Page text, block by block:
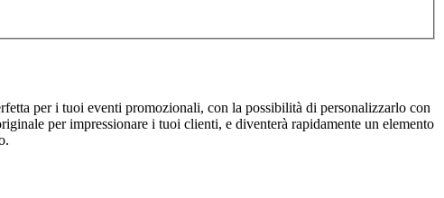
per i tuoi eventi promozionali, con la possibilità di personalizzarlo con
per impressionare i tuoi clienti, e diventerà rapidamente un elemento